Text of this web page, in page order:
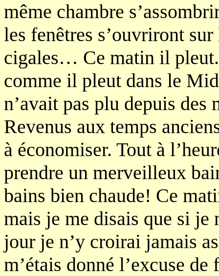
même chambre
les fenêtres s’ouvriront
cigales… Ce matin il
comme il pleut dans le
n’avait pas plu depuis des
Revenus aux temps
à économiser. Tout à
prendre un merveilleux
bains bien chaude! Ce
mais je me disais que si je
jour je n’y croirai jamais
m’étais donné l’excuse